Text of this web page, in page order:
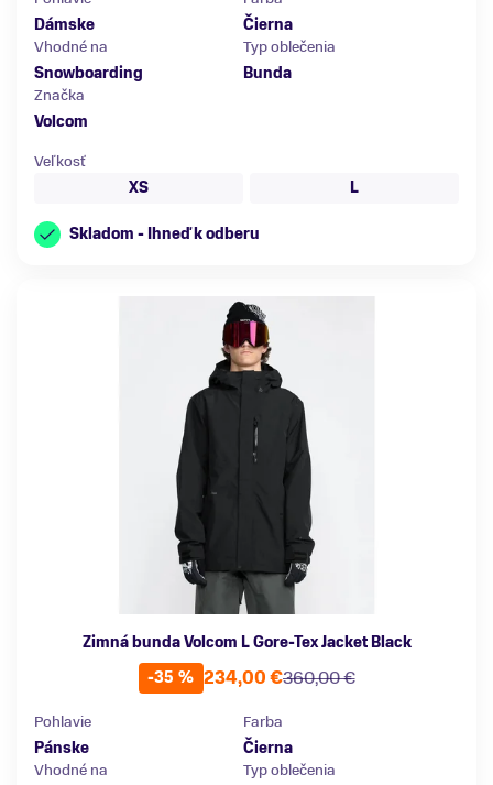
Dámske
Čierna
Vhodné na
Snowboarding
Typ oblečenia
Bunda
Značka
Volcom
Veľkosť
XS
L
Skladom - Ihneď k odberu
Zimná bunda Volcom L Gore-Tex Jacket Black
-35 %
360,00 €
234,00 €
Pohlavie
Pánske
Farba
Čierna
Vhodné na
Typ oblečenia